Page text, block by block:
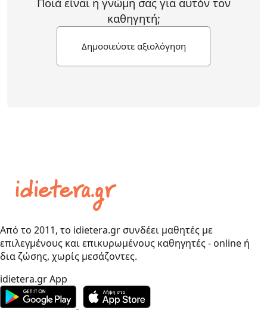
καθηγητή;
Δημοσιεύστε αξιολόγηση
Από το 2011, το idietera.gr συνδέει μαθητές με
επιλεγμένους και επικυρωμένους καθηγητές - online ή
δια ζώσης, χωρίς μεσάζοντες.
idietera.gr App